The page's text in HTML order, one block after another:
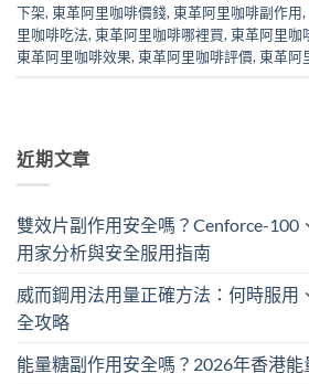
下架, 東革阿里咖啡價錢, 東革阿里咖啡副作用,
里咖啡吃法, 東革阿里咖啡哪裡買, 東革阿里咖
東革阿里咖啡效果, 東革阿里咖啡評價, 東革阿
近期文章
雙效片副作用安全嗎？Cenforce-100
用家分析與安全服用指南
威而鋼用法用量正確方法：何時服用
全攻略
能量糖副作用安全嗎？2026年香港